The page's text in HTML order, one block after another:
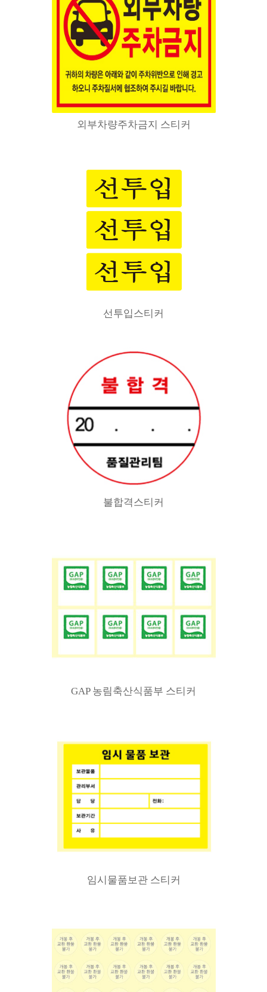
외부차량주차금지 스티커
선투입스티커
불합격스티커
GAP 농림축산식품부 스티커
임시물품보관 스티커